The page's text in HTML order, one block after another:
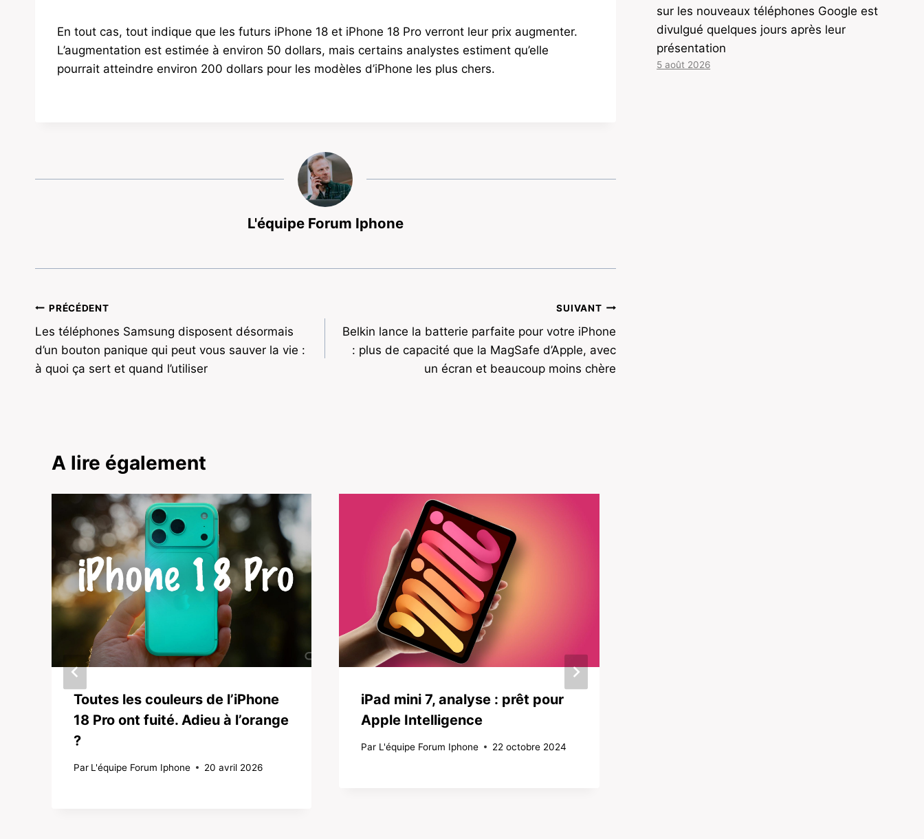
En tout cas, tout indique que les futurs iPhone 18 et iPhone 18 Pro verront leur prix augmenter.
L’augmentation est estimée à environ 50 dollars, mais certains analystes estiment qu’elle
pourrait atteindre environ 200 dollars pour les modèles d’iPhone les plus chers.
L'équipe Forum Iphone
Navigation
de
l’article
PRÉCÉDENT
Les téléphones Samsung disposent désormais
d’un bouton panique qui peut vous sauver la vie :
à quoi ça sert et quand l’utiliser
SUIVANT
Belkin lance la batterie parfaite pour votre iPhone
: plus de capacité que la MagSafe d’Apple, avec
un écran et beaucoup moins chère
A lire également
Toutes les couleurs de l’iPhone
18 Pro ont fuité. Adieu à l’orange
?
Par L'équipe Forum Iphone 20 avril 2026
iPad mini 7, analyse : prêt pour
Apple Intelligence
Par L'équipe Forum Iphone 22 octobre 2024
sur les nouveaux téléphones Google est
divulgué quelques jours après leur
présentation
5 août 2026